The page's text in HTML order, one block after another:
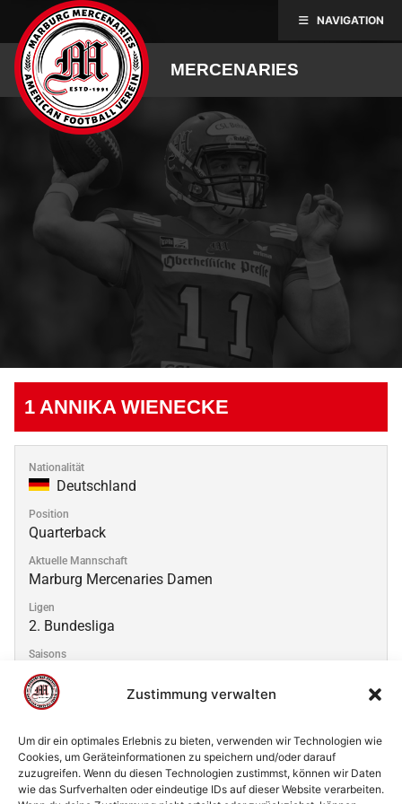
Zustimmung verwalten
Um dir ein optimales Erlebnis zu bieten, verwenden wir Technologien wie
Cookies, um Geräteinformationen zu speichern und/oder darauf
zuzugreifen. Wenn du diesen Technologien zustimmst, können wir Daten
wie das Surfverhalten oder eindeutige IDs auf dieser Website verarbeiten.
content
MERCENARIES
1 ANNIKA WIENECKE
Nationalität
Deutschland
Position
Quarterback
Aktuelle Mannschaft
Marburg Mercenaries Damen
Ligen
2. Bundesliga
Saisons
2025
© 2002 - 2026 American Football Verein Marburg
NAVIGATION